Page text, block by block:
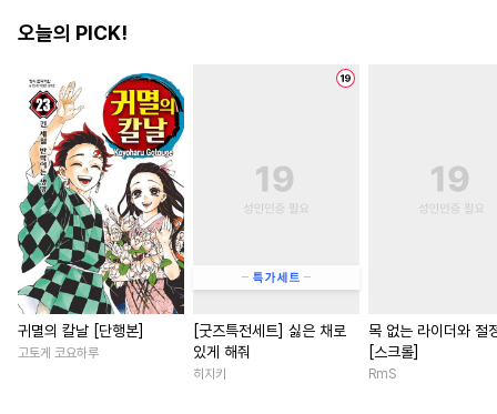
오늘의 PICK!
귀멸의 칼날 [단행본]
고토게 코요하루
[굿즈특전세트] 싫은 채로
있게 해줘
히지키
목 없는 라이더와 절
[스크롤]
RmS